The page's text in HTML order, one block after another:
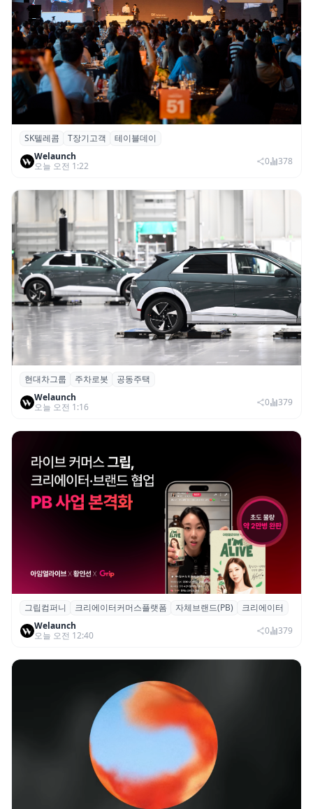
SK텔레콤, ‘T 장기고객 프로그램 테이블 데
이’ 서울 행사 성료
SK텔레콤 T장기고객
테이블데이
Welaunch
오늘 오전 1:22
0 378
현대차그룹, 아파트 단지 내 공동주택 주차
로봇 실증 추진
현대차그룹 주차로봇
공동주택
Welaunch
오늘 오전 1:16
0 379
그립, 크리에이터·브랜드 협업 브랜드(PB)
진행...첫 콜라보 2시간 만에 완판
그립컴퍼니 크리에이터커머스플랫폼 자체브랜드(PB)
크리에이터
Welaunch
오늘 오전 12:40
0 379